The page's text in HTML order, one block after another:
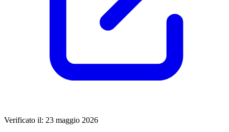
Verificato il: 23 maggio 2026